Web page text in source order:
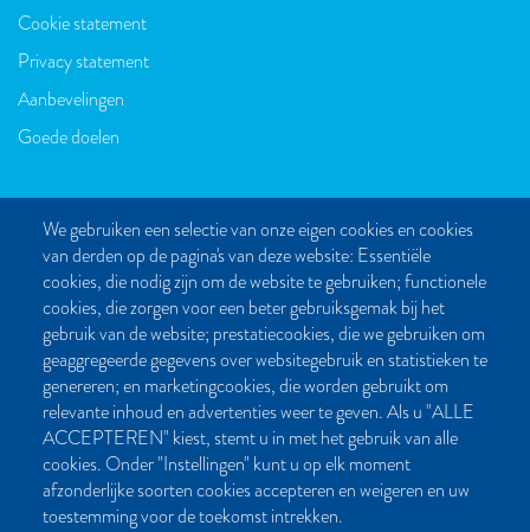
We gebruiken een selectie van onze eigen cookies en cookies
van derden op de pagina's van deze website: Essentiële
cookies, die nodig zijn om de website te gebruiken; functionele
cookies, die zorgen voor een beter gebruiksgemak bij het
gebruik van de website; prestatiecookies, die we gebruiken om
geaggregeerde gegevens over websitegebruik en statistieken te
genereren; en marketingcookies, die worden gebruikt om
relevante inhoud en advertenties weer te geven. Als u "ALLE
ACCEPTEREN" kiest, stemt u in met het gebruik van alle
cookies. Onder "Instellingen" kunt u op elk moment
afzonderlijke soorten cookies accepteren en weigeren en uw
toestemming voor de toekomst intrekken.
Cookie statement
Privacy statement
Aanbevelingen
Goede doelen
CONTACT
Post- en bezoekadres:
Kattegat 32-8
9723 JP Groningen
Nederland
Bellen:
050 851 80 41
Bereikbaar van maandag t/m vrijdag tussen 9.00 en 17.00 uur